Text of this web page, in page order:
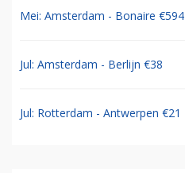
Mei: Amsterdam - Bonaire €594
Jul: Amsterdam - Berlijn €38
Jul: Rotterdam - Antwerpen €21